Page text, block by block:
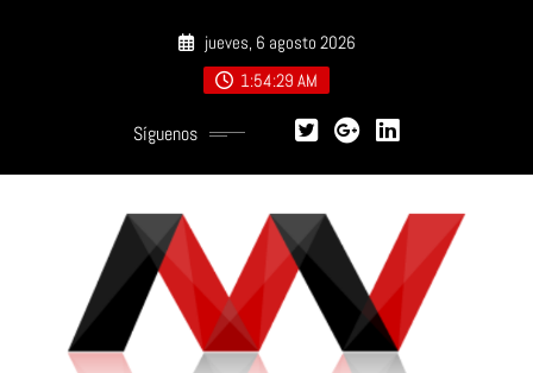
jueves, 6 agosto 2026
1:54:30 AM
Síguenos